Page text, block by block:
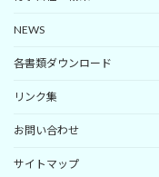
NEWS
各書類ダウンロード
リンク集
お問い合わせ
サイトマップ